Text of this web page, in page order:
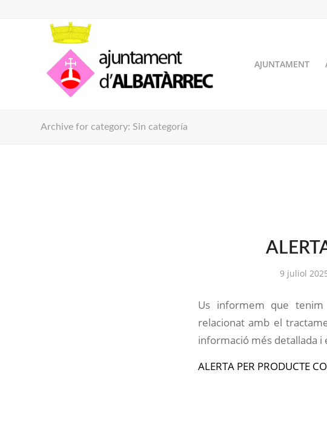
AJUNTAMENT
Archive for category: Sin categoría
9 juliol
Us informem que tenim
relacionat amb el
informació més detallada i
ALERTA PER PRODUCTE